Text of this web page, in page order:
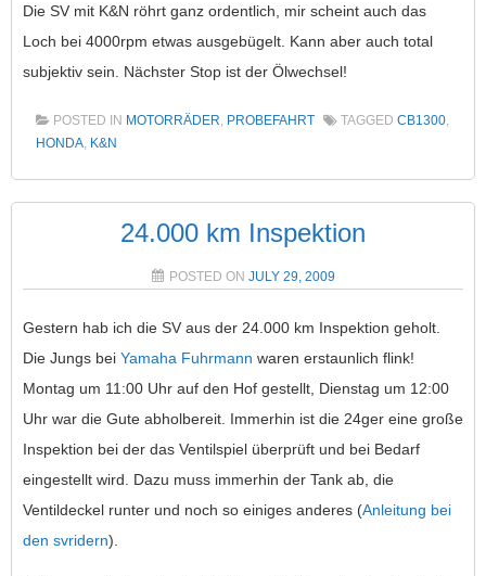
Die SV mit K&N röhrt ganz ordentlich, mir scheint auch das
Loch bei 4000rpm etwas ausgebügelt. Kann aber auch total
subjektiv sein. Nächster Stop ist der Ölwechsel!
POSTED IN MOTORRÄDER, PROBEFAHRT TAGGED CB1300,
HONDA, K&N
24.000 km Inspektion
POSTED ON JULY 29, 2009
Gestern hab ich die SV aus der 24.000 km Inspektion geholt.
Die Jungs bei Yamaha Fuhrmann waren erstaunlich flink!
Montag um 11:00 Uhr auf den Hof gestellt, Dienstag um 12:00
Uhr war die Gute abholbereit. Immerhin ist die 24ger eine große
Inspektion bei der das Ventilspiel überprüft und bei Bedarf
eingestellt wird. Dazu muss immerhin der Tank ab, die
Ventildeckel runter und noch so einiges anderes (Anleitung bei
den svridern).